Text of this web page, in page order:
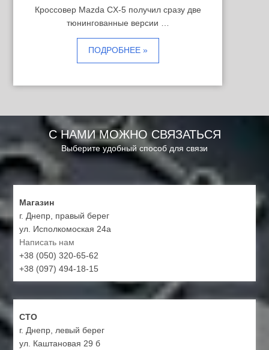
Кроссовер Mazda CX-5 получил сразу две
тюнингованные версии …
ПОДРОБНЕЕ »
С НАМИ МОЖНО СВЯЗАТЬСЯ
Выберите удобный способ для связи
Магазин
г. Днепр, правый берег
ул. Исполкомоская 24а
Написать нам
+38 (050) 320-65-62
+38 (097) 494-18-15
СТО
г. Днепр, левый берег
ул. Каштановая 29 б